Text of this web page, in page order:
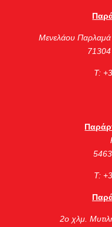
Μενελάου Παρλαμά
71304
Τ:
Τ:
2ο χλμ.